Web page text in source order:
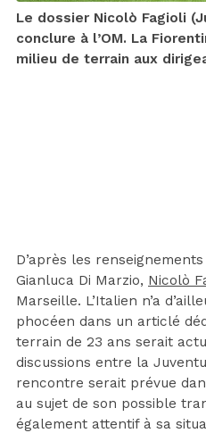
Le dossier Nicolò Fagioli
conclure à l’OM. La
milieu de terrain aux
D’après les
Gianluca Di Marzio, Nicolò
Marseille. L’Italien n’a
phocéen dans un articlé
terrain de 23 ans serait
discussions entre la
rencontre serait prévue
au sujet de son possible
également attentif à sa